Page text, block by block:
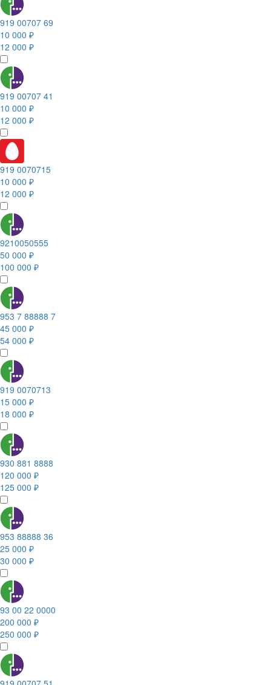
919 00707 69
10 000 ₽
12 000 ₽
919 00707 41
10 000 ₽
12 000 ₽
919 0070715
10 000 ₽
12 000 ₽
9210050555
50 000 ₽
100 000 ₽
953 7 88888 7
45 000 ₽
54 000 ₽
919 0070713
15 000 ₽
18 000 ₽
930 881 8888
120 000 ₽
125 000 ₽
953 88888 36
25 000 ₽
30 000 ₽
93 00 22 0000
200 000 ₽
250 000 ₽